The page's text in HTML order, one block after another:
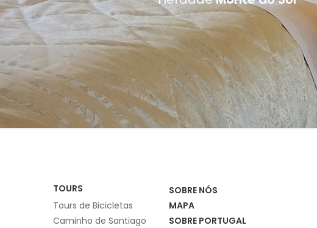
TOURS
Tours de Bicicletas
Caminho de Santiago
SOBRE NÓS
MAPA
SOBRE PORTUGAL